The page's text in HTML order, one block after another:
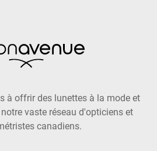
à offrir des lunettes à la mode et
vaste réseau d'opticiens et
canadiens.